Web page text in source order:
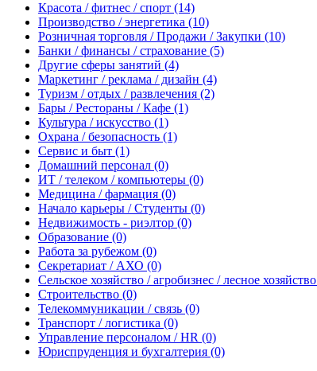
Красота / фитнес / спорт (14)
Производство / энергетика (10)
Розничная торговля / Продажи / Закупки (10)
Банки / финансы / страхование (5)
Другие сферы занятий (4)
Маркетинг / реклама / дизайн (4)
Туризм / отдых / развлечения (2)
Бары / Рестораны / Кафе (1)
Культура / искусство (1)
Охрана / безопасность (1)
Сервис и быт (1)
Домашний персонал (0)
ИТ / телеком / компьютеры (0)
Медицина / фармация (0)
Начало карьеры / Студенты (0)
Недвижимость - риэлтор (0)
Образование (0)
Работа за рубежом (0)
Секретариат / АХО (0)
Сельское хозяйство / агробизнес / лесное хозяйство
Строительство (0)
Телекоммуникации / связь (0)
Транспорт / логистика (0)
Управление персоналом / HR (0)
Юриспруденция и бухгалтерия (0)